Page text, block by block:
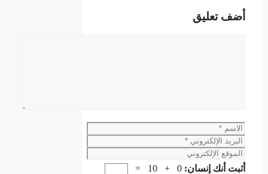
أضف تعليق
الاسم
البريد
الإلكتروني
الموقع
الإلكتروني
أثبت أنك إنسان: 0 + 10 =